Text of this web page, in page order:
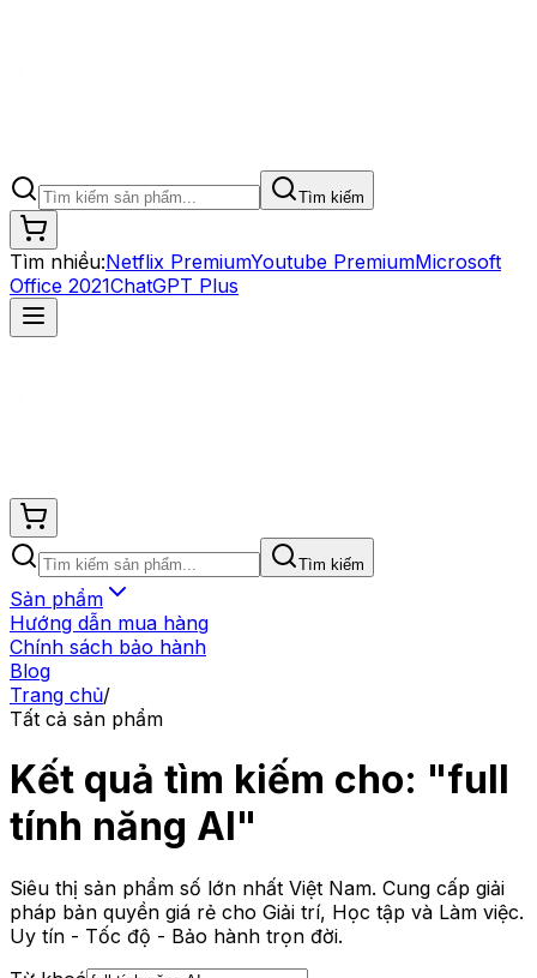
Tìm kiếm
Tìm nhiều:Netflix PremiumYoutube PremiumMicrosoft
Office 2021ChatGPT Plus
Tìm kiếm
Sản phẩm
Hướng dẫn mua hàng
Chính sách bảo hành
Blog
Trang chủ/
Tất cả sản phẩm
Kết quả tìm kiếm cho: "full
tính năng AI"
Siêu thị sản phẩm số lớn nhất Việt Nam. Cung cấp giải
pháp bản quyền giá rẻ cho Giải trí, Học tập và Làm việc.
Uy tín - Tốc độ - Bảo hành trọn đời.